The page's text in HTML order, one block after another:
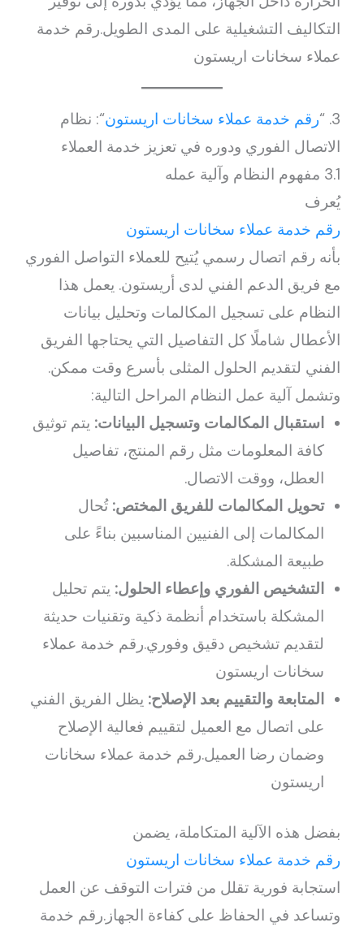
التكاليف التشغيلية على المدى الطويل.رقم خدمة
عملاء سخانات اريستون
3. “ رقم خدمة عملاء سخانات اريستون“: نظام
الاتصال الفوري ودوره في تعزيز خدمة العملاء
3.1 مفهوم النظام وآلية عمله
يُعرف
رقم خدمة عملاء سخانات اريستون
بأنه رقم اتصال رسمي يُتيح للعملاء التواصل الفوري
مع فريق الدعم الفني لدى أريستون. يعمل هذا
النظام على تسجيل المكالمات وتحليل بيانات
الأعطال شاملًا كل التفاصيل التي يحتاجها الفريق
الفني لتقديم الحلول المثلى بأسرع وقت ممكن.
وتشمل آلية عمل النظام المراحل التالية:
استقبال المكالمات وتسجيل البيانات: يتم توثيق
كافة المعلومات مثل رقم المنتج، تفاصيل
العطل، ووقت الاتصال.
تحويل المكالمات للفريق المختص: تُحال
المكالمات إلى الفنيين المناسبين بناءً على
طبيعة المشكلة.
التشخيص الفوري وإعطاء الحلول: يتم تحليل
المشكلة باستخدام أنظمة ذكية وتقنيات حديثة
لتقديم تشخيص دقيق وفوري.رقم خدمة عملاء
سخانات اريستون
المتابعة والتقييم بعد الإصلاح: يظل الفريق الفني
على اتصال مع العميل لتقييم فعالية الإصلاح
وضمان رضا العميل.رقم خدمة عملاء سخانات
اريستون
بفضل هذه الآلية المتكاملة، يضمن
رقم خدمة عملاء سخانات اريستون
استجابة فورية تقلل من فترات التوقف عن العمل
وتساعد في الحفاظ على كفاءة الجهاز.رقم خدمة